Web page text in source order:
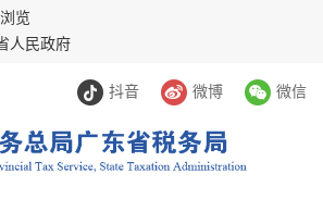
览
人民政府
抖音 微博 微信